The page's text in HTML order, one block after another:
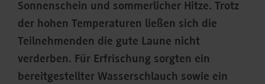
Sonnenschein und sommerlicher Hitze. Trotz
der hohen Temperaturen ließen sich die
Teilnehmenden die gute Laune nicht
verderben. Für Erfrischung sorgten ein
bereitgestellter Wasserschlauch sowie ein